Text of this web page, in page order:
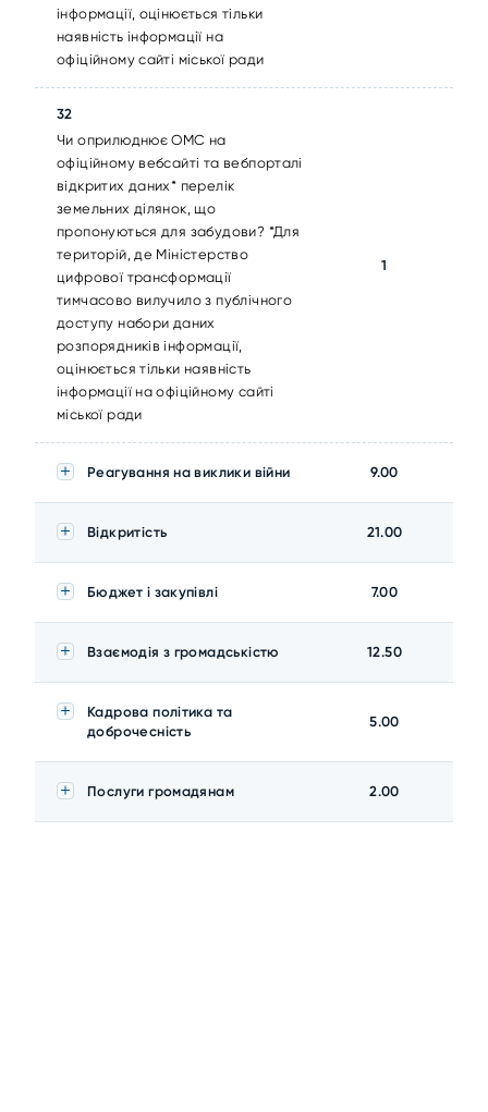
інформації, оцінюється тільки
наявність інформації на
офіційному сайті міської ради
32
Чи оприлюднює ОМС на
офіційному вебсайті та вебпорталі
відкритих даних* перелік
земельних ділянок, що
пропонуються для забудови? *Для
територій, де Міністерство
цифрової трансформації
тимчасово вилучило з публічного
доступу набори даних
розпорядників інформації,
оцінюється тільки наявність
інформації на офіційному сайті
міської ради
1
Реагування на виклики війни 9.00
Відкритість 21.00
Бюджет і закупівлі 7.00
Взаємодія з громадськістю 12.50
Кадрова політика та
доброчесність
5.00
Послуги громадянам 2.00